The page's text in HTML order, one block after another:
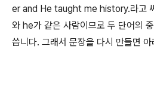
er and He taught me history.라고
와 he가 같은 사람이므로 두 단어의
씁니다. 그래서 문장을 다시 만들면